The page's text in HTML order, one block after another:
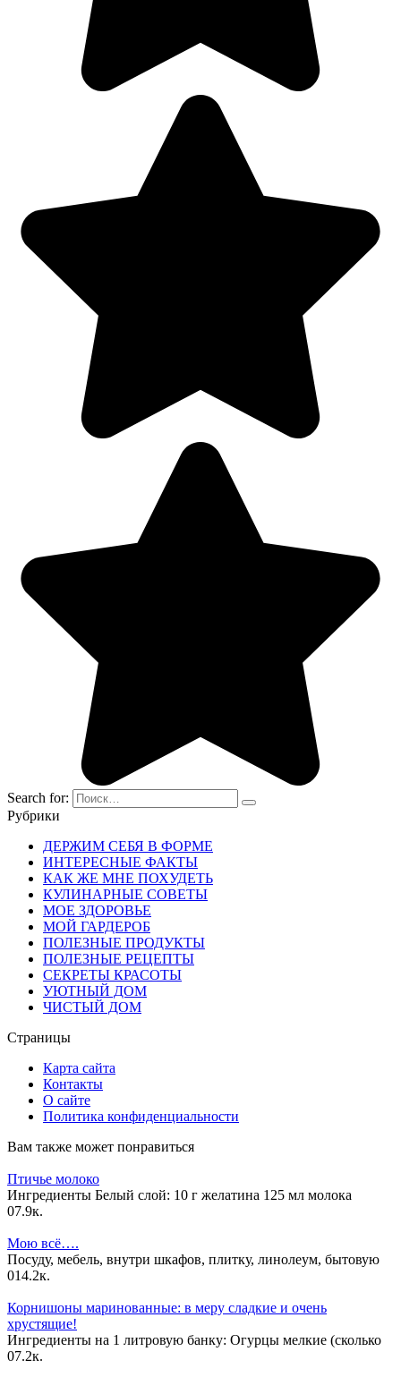
Search for:
Рубрики
ДЕРЖИМ СЕБЯ В ФОРМЕ
ИНТЕРЕСНЫЕ ФАКТЫ
КАК ЖЕ МНЕ ПОХУДЕТЬ
КУЛИНАРНЫЕ СОВЕТЫ
МОЕ ЗДОРОВЬЕ
МОЙ ГАРДЕРОБ
ПОЛЕЗНЫЕ ПРОДУКТЫ
ПОЛЕЗНЫЕ РЕЦЕПТЫ
СЕКРЕТЫ КРАСОТЫ
УЮТНЫЙ ДОМ
ЧИСТЫЙ ДОМ
Страницы
Карта сайта
Контакты
О сайте
Политика конфиденциальности
Вам также может понравиться
Птичье молоко
Ингредиенты Белый слой: 10 г желатина 125 мл молока
07.9к.
Мою всё….
Посуду, мебель, внутри шкафов, плитку, линолеум, бытовую
014.2к.
Корнишоны маринованные: в меру сладкие и очень
хрустящие!
Ингредиенты на 1 литровую банку: Огурцы мелкие (сколько
07.2к.